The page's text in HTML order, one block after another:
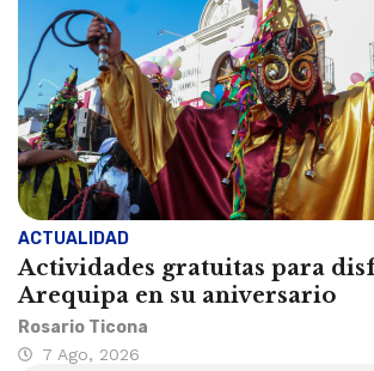
ACTUALIDAD
Actividades gratuitas para
Arequipa en su aniversario
Rosario Ticona
7 Ago, 2026